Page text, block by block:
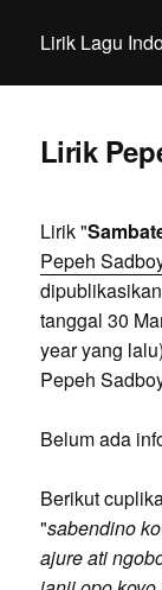
Lirik Lagu
Lirik
Lirik "
Pepeh
tanggal 30
year yang
Pepeh
Belum ada
Berikut
"sabendino
ajure ati